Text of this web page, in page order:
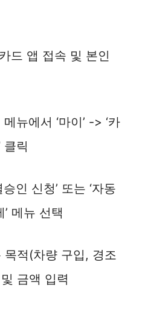
드 앱 접속 및 본인
뉴에서 ‘마이’ -> ‘카
클릭
인 신청’ 또는 ‘자동
메뉴 선택
목적(차량 구입, 경조
금액 입력